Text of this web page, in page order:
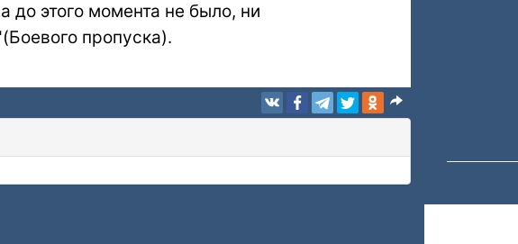
до этого момента не было, ни
пропуска).